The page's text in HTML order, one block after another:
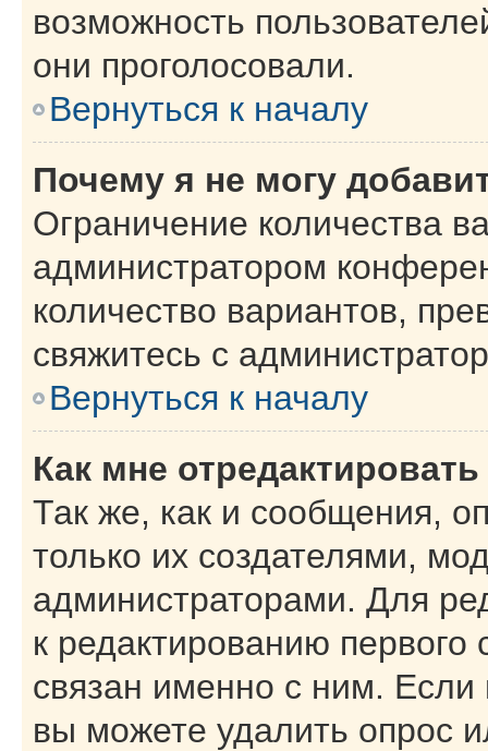
возможность
они проголосовали.
Вернуться к началу
Почему я не могу
Ограничение количества
администратором
количество вариантов,
свяжитесь с
Вернуться к началу
Как мне
Так же, как и сообщения,
только их создателями,
администраторами. Для
к редактированию
связан именно с ним. Если
вы можете удалить опрос